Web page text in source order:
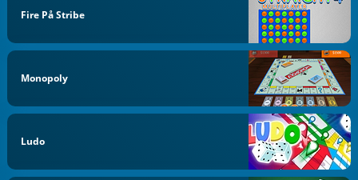
Fire På Stribe
Monopoly
Ludo